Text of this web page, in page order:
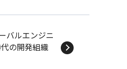
バルエンジニ
の開発組織